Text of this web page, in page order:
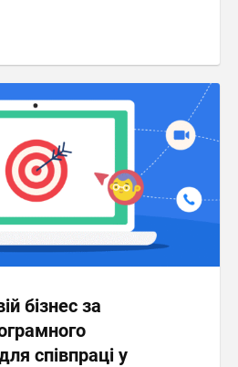
бізнес за
співпраці у